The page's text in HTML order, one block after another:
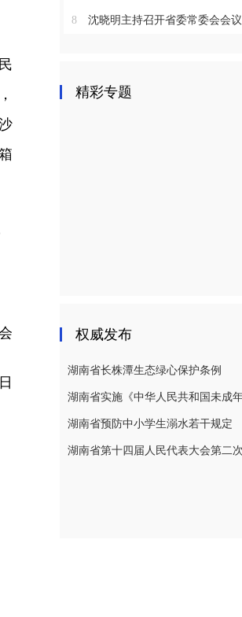
8 沈晓明主持召开省委常委会会议
精彩专题
权威发布
湖南省长株潭生态绿心保护条例
湖南省预防中小学生溺水若干规定